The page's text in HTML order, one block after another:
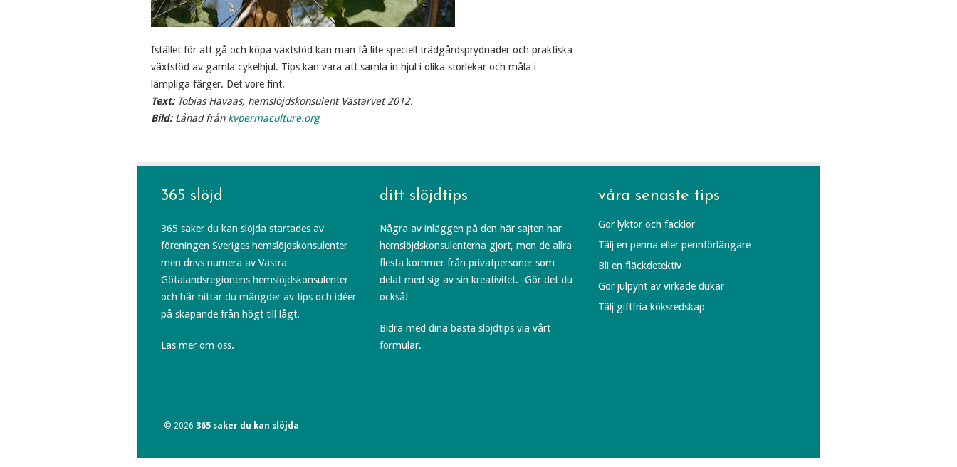
Istället för att gå och köpa växtstöd kan man få lite speciell trädgårdsprydnader och praktiska
växtstöd av gamla cykelhjul. Tips kan vara att samla in hjul i olika storlekar och måla i
lämpliga färger. Det vore fint.
Text:Tobias Havaas, hemslöjdskonsulent Västarvet 2012.
Bild:Lånad från kvpermaculture.org
365 slöjd
365 saker du kan slöjda startades av
föreningen Sveriges hemslöjdskonsulenter
men drivs numera av Västra
Götalandsregionens hemslöjdskonsulenter
och här hittar du mängder av tips och idéer
på skapande från högt till lågt.
Läs mer om oss.
ditt slöjdtips
Några av inläggen på den här sajten har
hemslöjdskonsulenterna gjort, men de allra
flesta kommer från privatpersoner som
delat med sig av sin kreativitet. -Gör det du
också!
Bidra med dina bästa slöjdtips via vårt
formulär.
våra senaste tips
Gör lyktor och facklor
Tälj en penna eller pennförlängare
Bli en fläckdetektiv
Gör julpynt av virkade dukar
Tälj giftfria köksredskap
© 2026 365 saker du kan slöjda